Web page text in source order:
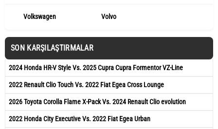
Volkswagen Volvo
SON KARŞILAŞTIRMALAR
2024 Honda HR-V Style Vs. 2025 Cupra Cupra Formentor VZ-Line
2022 Renault Clio Touch Vs. 2022 Fiat Egea Cross Lounge
2026 Toyota Corolla Flame X-Pack Vs. 2024 Renault Clio evolution
2022 Honda City Executive Vs. 2022 Fiat Egea Urban